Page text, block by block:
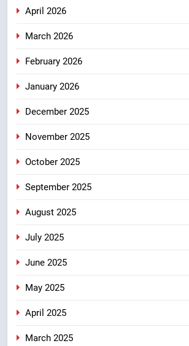
April 2026
March 2026
February 2026
January 2026
December 2025
November 2025
October 2025
September 2025
August 2025
July 2025
June 2025
May 2025
April 2025
March 2025